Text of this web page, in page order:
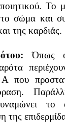
Το
σώμα και
της καρδιάς.
Όπως
Α που
το
της